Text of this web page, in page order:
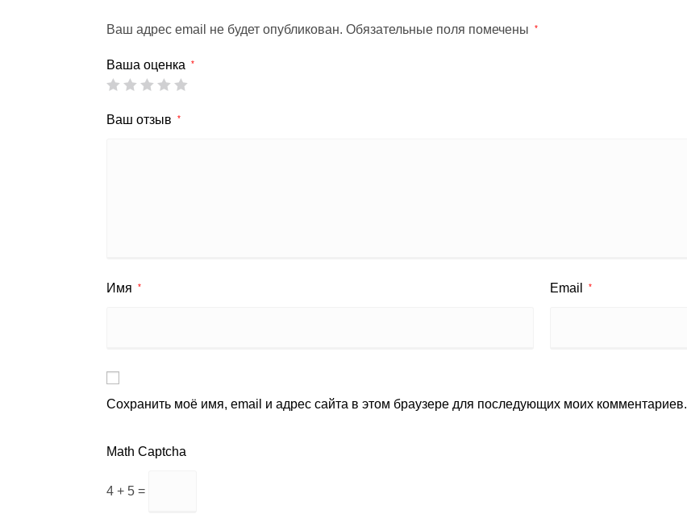
Ваш адрес email не будет опубликован. Обязательные поля помечены *
Ваша оценка *
Ваш отзыв *
Имя * Email *
Сохранить моё имя, email и адрес сайта в этом браузере для последующих моих комментариев.
Math Captcha
4 + 5 =